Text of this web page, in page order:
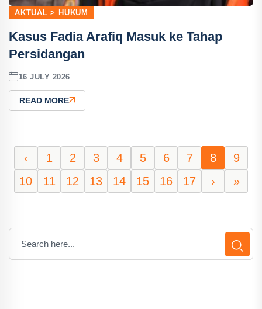
AKTUAL > HUKUM
Kasus Fadia Arafiq Masuk ke Tahap
Persidangan
16 JULY 2026
READ MORE
‹ 1 2 3 4 5 6 7 8
9
10
11 12 13 14 15 16 17 › »